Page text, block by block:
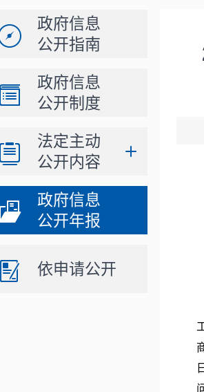
政府信息
公开指南
政府信息
公开制度
法定主动
公开内容
政府信息
公开年报
依申请公开